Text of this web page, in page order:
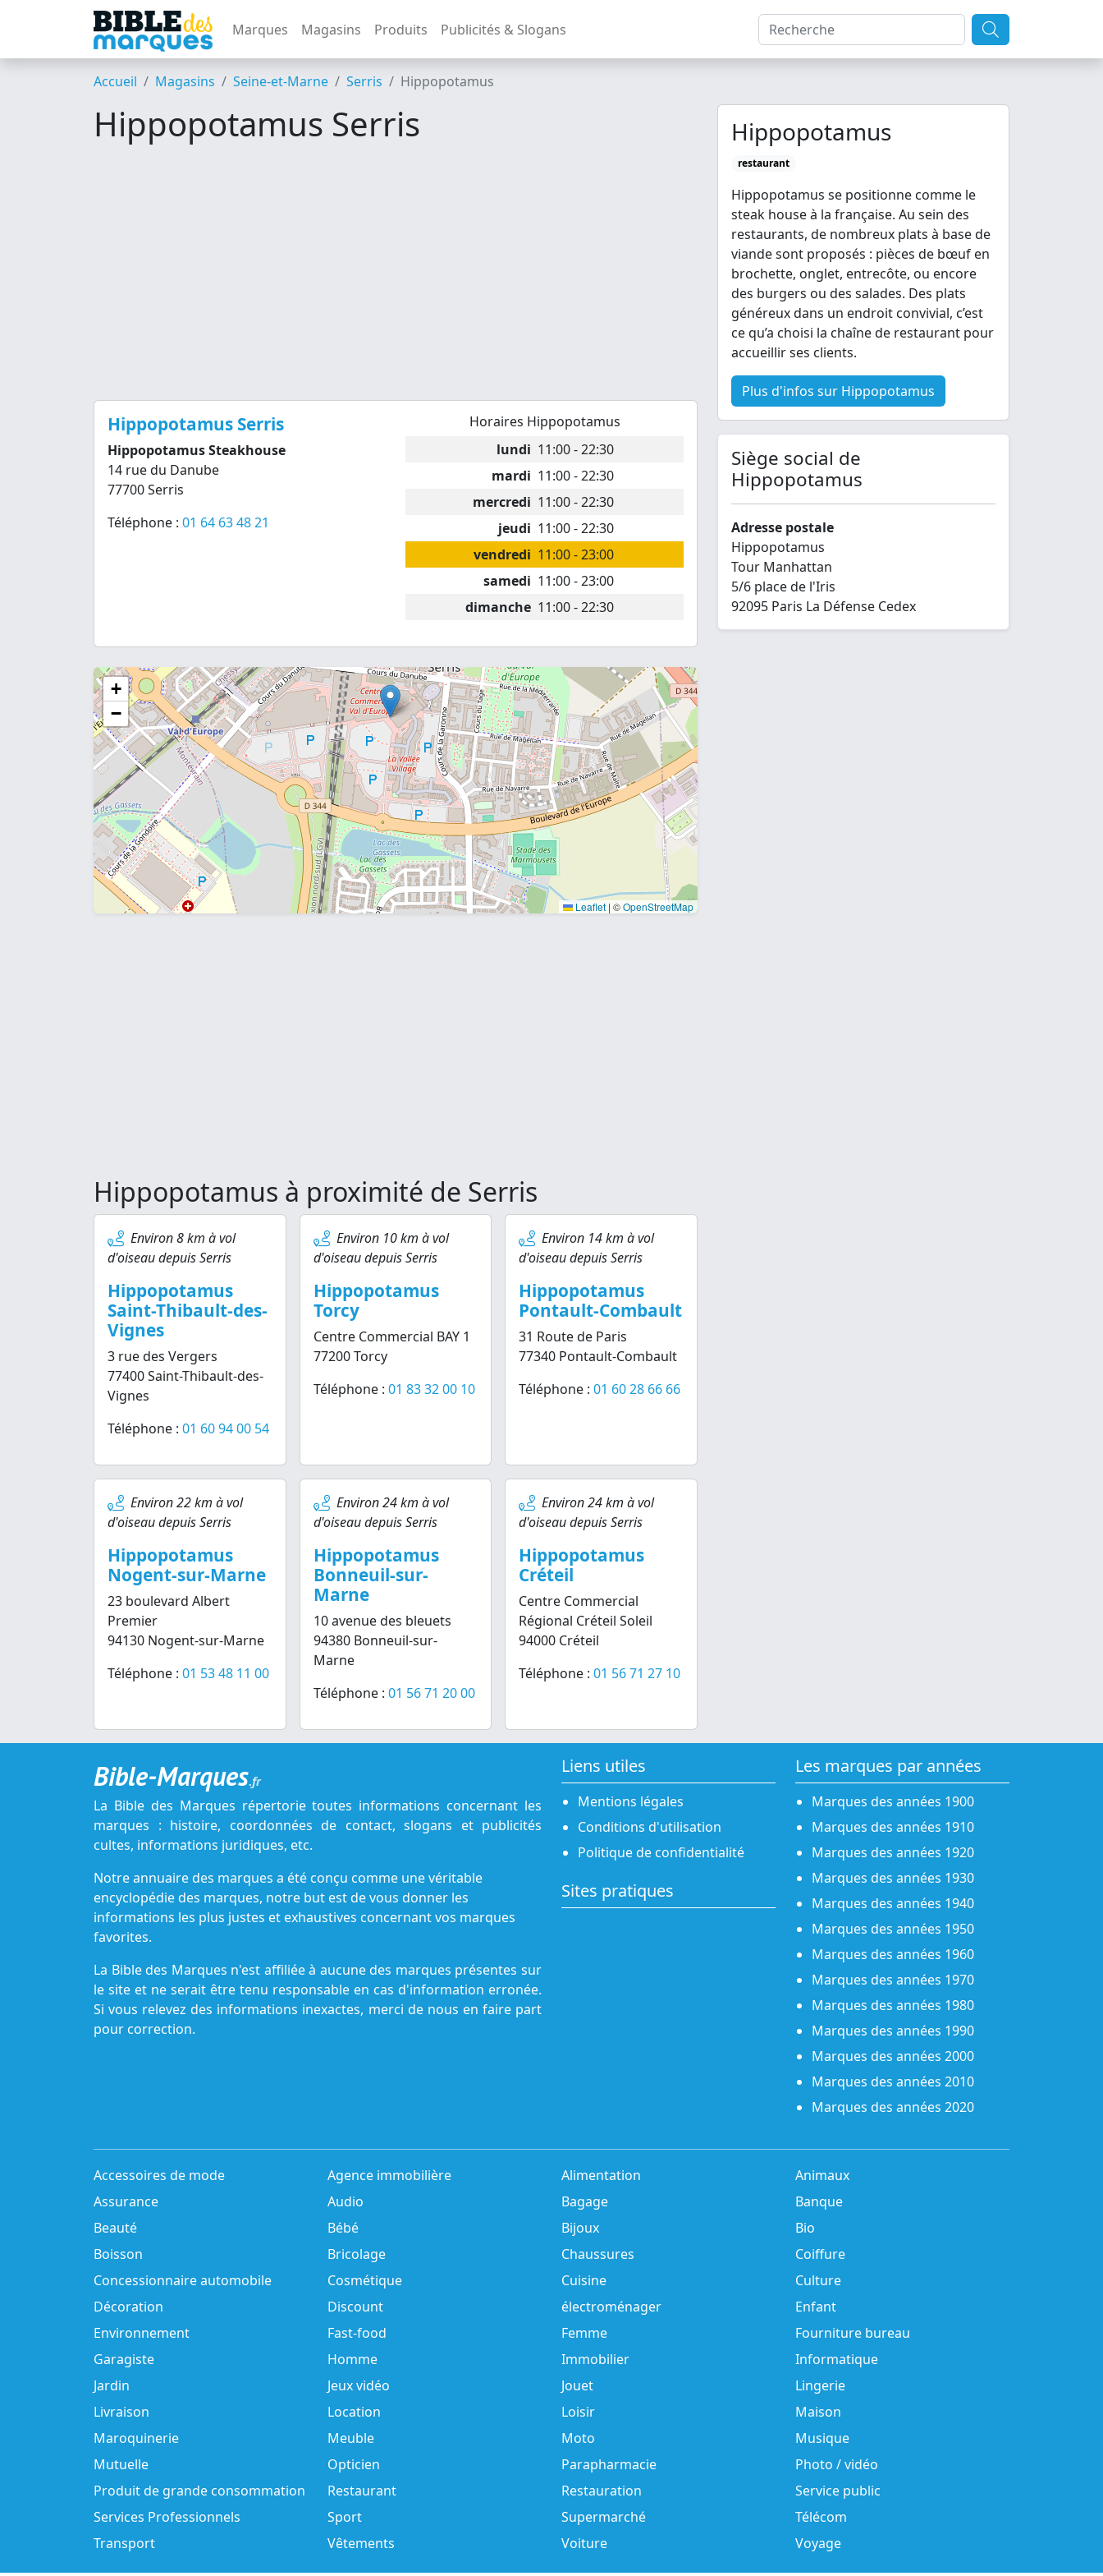
Marques Magasins Produits Publicités & Slogans
Accueil Magasins Seine-et-Marne Serris Hippopotamus
Hippopotamus Serris
Hippopotamus Serris
Hippopotamus Steakhouse
14 rue du Danube
77700 Serris
Téléphone : 01 64 63 48 21
Horaires Hippopotamus
lundi 11:00 - 22:30
mardi 11:00 - 22:30
mercredi 11:00 - 22:30
jeudi 11:00 - 22:30
vendredi 11:00 - 23:00
samedi 11:00 - 23:00
dimanche 11:00 - 22:30
+
−
Leaflet | ©OpenStreetMap
Hippopotamus à proximité de Serris
Environ 8 km à vol
d'oiseau depuis Serris
Hippopotamus
Saint-Thibault-des-
Vignes
3 rue des Vergers
77400 Saint-Thibault-des-
Vignes
Téléphone : 01 60 94 00 54
Environ 10 km à vol
d'oiseau depuis Serris
Hippopotamus
Torcy
Centre Commercial BAY 1
77200 Torcy
Téléphone : 01 83 32 00 10
Environ 14 km à vol
d'oiseau depuis Serris
Hippopotamus
Pontault-Combault
31 Route de Paris
77340 Pontault-Combault
Téléphone :01 60 28 66 66
Environ 22 km à vol
d'oiseau depuis Serris
Hippopotamus
Nogent-sur-Marne
23 boulevard Albert
Premier
94130 Nogent-sur-Marne
Téléphone : 01 53 48 11 00
Environ 24 km à vol
d'oiseau depuis Serris
Hippopotamus
Bonneuil-sur-
Marne
10 avenue des bleuets
94380 Bonneuil-sur-
Marne
Téléphone : 01 56 71 20 00
Environ 24 km à vol
d'oiseau depuis Serris
Hippopotamus
Créteil
Centre Commercial
Régional Créteil Soleil
94000 Créteil
Téléphone :01 56 71 27 10
Hippopotamus
restaurant
Hippopotamus se positionne comme le
steak house à la française. Au sein des
restaurants, de nombreux plats à base de
viande sont proposés : pièces de bœuf en
brochette, onglet, entrecôte, ou encore
des burgers ou des salades. Des plats
généreux dans un endroit convivial, c’est
ce qu’a choisi la chaîne de restaurant pour
accueillir ses clients.
Plus d'infos sur Hippopotamus
Siège social de
Hippopotamus
Adresse postale
Hippopotamus
Tour Manhattan
5/6 place de l'Iris
92095 Paris La Défense Cedex
Bible-Marques.fr
La Bible des Marques répertorie toutes informations concernant les
marques : histoire, coordonnées de contact, slogans et publicités
cultes, informations juridiques, etc.
Notre annuaire des marques a été conçu comme une véritable
encyclopédie des marques, notre but est de vous donner les
informations les plus justes et exhaustives concernant vos marques
favorites.
La Bible des Marques n'est affiliée à aucune des marques présentes sur
le site et ne serait être tenu responsable en cas d'information erronée.
Si vous relevez des informations inexactes, merci de nous en faire part
pour correction.
Liens utiles
Mentions légales
Conditions d'utilisation
Politique de confidentialité
Sites pratiques
Les marques par années
Marques des années 1900
Marques des années 1910
Marques des années 1920
Marques des années 1930
Marques des années 1940
Marques des années 1950
Marques des années 1960
Marques des années 1970
Marques des années 1980
Marques des années 1990
Marques des années 2000
Marques des années 2010
Marques des années 2020
Accessoires de mode Agence immobilière Alimentation
Animaux
Assurance
Audio Bagage
Banque
Beauté
Bébé Bijoux
Bio
Boisson
Bricolage Chaussures
Coiffure
Concessionnaire automobile
Cosmétique Cuisine
Culture
Décoration
Discount électroménager
Enfant
Environnement
Fast-food Femme
Fourniture bureau
Garagiste
Homme Immobilier
Informatique
Jardin
Jeux vidéo Jouet
Lingerie
Livraison
Location Loisir
Maison
Maroquinerie
Meuble Moto
Musique
Mutuelle
Opticien Parapharmacie
Photo / vidéo
Produit de grande consommation
Restaurant Restauration
Service public
Services Professionnels
Sport Supermarché
Télécom
Transport
Vêtements Voiture Voyage